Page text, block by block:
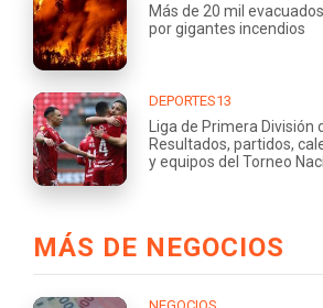
Más de 20 mil
por gigantes incendios
DEPORTES13
Liga de Primera División
Resultados, partidos,
y equipos del Torneo
MÁS DE NEGOCIOS